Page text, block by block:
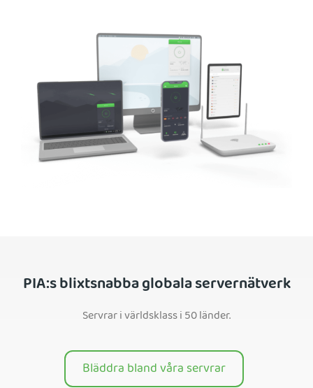
PIA:s blixtsnabba globala servernätverk
Servrar i världsklass i 50 länder.
Bläddra bland våra servrar